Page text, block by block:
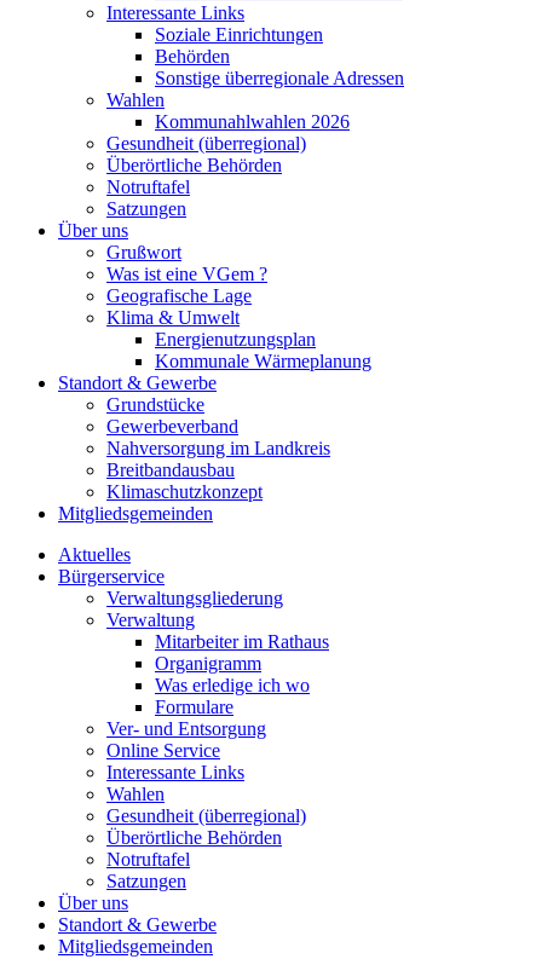
Interessante Links
Soziale Einrichtungen
Behörden
Sonstige überregionale Adressen
Wahlen
Kommunahlwahlen 2026
Gesundheit (überregional)
Überörtliche Behörden
Notruftafel
Satzungen
Über uns
Grußwort
Was ist eine VGem ?
Geografische Lage
Klima & Umwelt
Energienutzungsplan
Kommunale Wärmeplanung
Standort & Gewerbe
Grundstücke
Gewerbeverband
Nahversorgung im Landkreis
Breitbandausbau
Klimaschutzkonzept
Mitgliedsgemeinden
Aktuelles
Bürgerservice
Verwaltungsgliederung
Verwaltung
Mitarbeiter im Rathaus
Organigramm
Was erledige ich wo
Formulare
Ver- und Entsorgung
Online Service
Interessante Links
Wahlen
Gesundheit (überregional)
Überörtliche Behörden
Notruftafel
Satzungen
Über uns
Standort & Gewerbe
Mitgliedsgemeinden